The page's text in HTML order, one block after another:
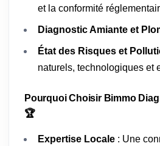
et la conformité
Diagnostic Amiante et
État des Risques et
naturels, technologiques et
Pourquoi Choisir Bimmo
🏆
Expertise Locale : Une